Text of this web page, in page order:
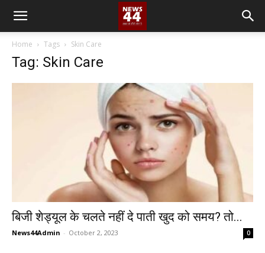
Home Tags Skin Care
Tag: Skin Care
बिजी शेड्यूल के चलते नहीं दे पाती खुद को समय? तो...
News44Admin - October 2, 2023 0